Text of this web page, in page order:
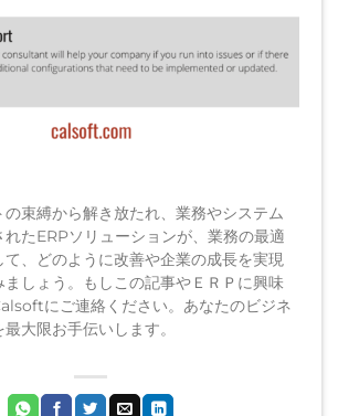
の束縛から解き放たれ、業務やシステム
れたERPソリューションが、業務の最適
、どのように改善や企業の成長を実現
ましょう。もしこの記事やＥＲＰに興味
にご連絡ください。あなたのビジネ
大限お手伝いします。